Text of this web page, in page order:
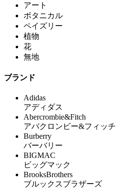
アート
ボタニカル
ペイズリー
植物
花
無地
ブランド
Adidas
アディダス
Abercrombie&Fitch
アバクロンビー&フィッチ
Burberry
バーバリー
BIGMAC
ビッグマック
BrooksBrothers
ブルックスブラザーズ